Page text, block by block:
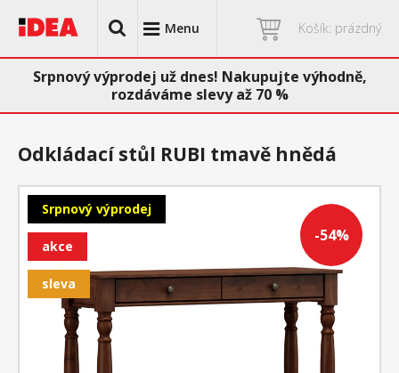
Menu Košík: prázdný
Srpnový výprodej už dnes! Nakupujte výhodně,
rozdáváme slevy až 70 %
-54%
Srpnový výprodej
akce
sleva
Odkládací stůl RUBI tmavě hnědá